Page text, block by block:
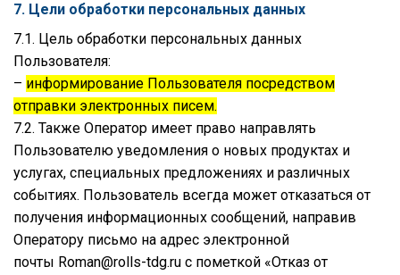
7. Цели обработки персональных данных
7.1. Цель обработки персональных данных
Пользователя:
– информирование Пользователя посредством
отправки электронных писем.
7.2. Также Оператор имеет право направлять
Пользователю уведомления о новых продуктах и
услугах, специальных предложениях и различных
событиях. Пользователь всегда может отказаться от
получения информационных сообщений, направив
Оператору письмо на адрес электронной
почты Roman@rolls-tdg.ru с пометкой «Отказ от